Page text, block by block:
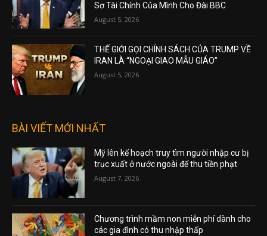
Sơ Tài Chính Của Mình Cho Đài BBC
August 5, 2026
THẾ GIỚI GỌI CHÍNH SÁCH CỦA TRUMP VỀ
IRAN LÀ “NGOẠI GIAO MẪU GIÁO”
August 5, 2026
BÀI VIẾT MỚI NHẤT
Mỹ lên kế hoạch truy tìm người nhập cư bị
trục xuất ở nước ngoài để thu tiền phạt
August 7, 2026
Chương trình mầm non miễn phí dành cho
các gia đình có thu nhập thấp